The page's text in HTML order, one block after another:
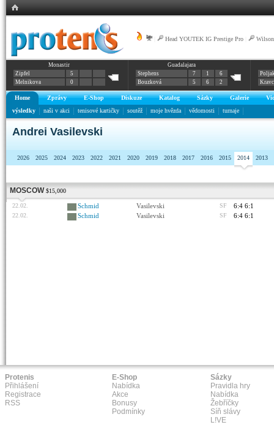
Head YOUTEK IG Prestige Pro
Monastir
Zipfel
5
Melnikova
0
Guadalajara
Stephens
7 1
6
Bouzková
5 6 2
Home Zprávy E-Shop Diskuze Katalog Sázky Galerie
výsledky
naši v akci tenisové kartičky soutěž moje hvězda vědomosti turnaje
Andrei Vasilevski
2026 2025 2024 2023 2022 2021 2020 2019 2018 2017 2016 2015 2014 2013
MOSCOW $15,000
22.02. Schmid Vasilevski SF 6:4 6:1
22.02. Schmid Vasilevski SF 6:4 6:1
Protenis
Přihlášení
Registrace
RSS
E-Shop
Nabídka
Akce
Bonusy
Podmínky
Sázky
Pravidla hry
Nabídka
Žebříčky
Síň slávy
L!VE